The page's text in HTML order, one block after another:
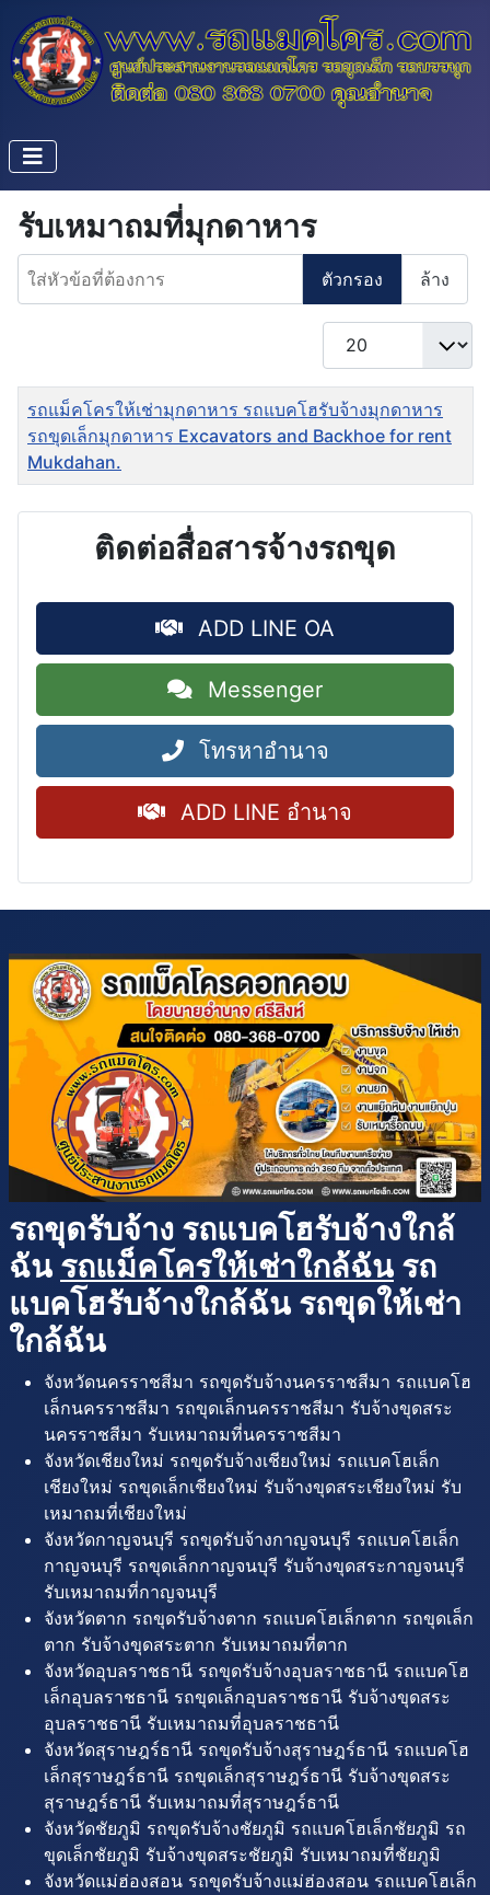
รับเหมาถมที่มุกดาหาร
ใส่หัวข้อที่ต้องการ
ตัวกรอง ล้าง
แสดง #
ชื่อ
รถแม็คโครให้เช่ามุกดาหาร รถแบคโฮรับจ้างมุกดาหาร
รถขุดเล็กมุกดาหาร Excavators and Backhoe for rent
Mukdahan.
ติดต่อสื่อสารจ้างรถขุด
ADD LINE OA
Messenger
โทรหาอำนาจ
ADD LINE อำนาจ
รถขุดรับจ้าง รถแบคโฮรับจ้างใกล้
ฉัน รถแม็คโครให้เช่าใกล้ฉัน รถ
แบคโฮรับจ้างใกล้ฉัน รถขุดให้เช่า
ใกล้ฉัน
จังหวัดนครราชสีมา รถขุดรับจ้างนครราชสีมา รถแบคโฮ
เล็กนครราชสีมา รถขุดเล็กนครราชสีมา รับจ้างขุดสระ
นครราชสีมา รับเหมาถมที่นครราชสีมา
จังหวัดเชียงใหม่ รถขุดรับจ้างเชียงใหม่ รถแบคโฮเล็ก
เชียงใหม่ รถขุดเล็กเชียงใหม่ รับจ้างขุดสระเชียงใหม่ รับ
เหมาถมที่เชียงใหม่
จังหวัดกาญจนบุรี รถขุดรับจ้างกาญจนบุรี รถแบคโฮเล็ก
กาญจนบุรี รถขุดเล็กกาญจนบุรี รับจ้างขุดสระกาญจนบุรี
รับเหมาถมที่กาญจนบุรี
จังหวัดตาก รถขุดรับจ้างตาก รถแบคโฮเล็กตาก รถขุดเล็ก
ตาก รับจ้างขุดสระตาก รับเหมาถมที่ตาก
จังหวัดอุบลราชธานี รถขุดรับจ้างอุบลราชธานี รถแบคโฮ
เล็กอุบลราชธานี รถขุดเล็กอุบลราชธานี รับจ้างขุดสระ
อุบลราชธานี รับเหมาถมที่อุบลราชธานี
จังหวัดสุราษฎร์ธานี รถขุดรับจ้างสุราษฎร์ธานี รถแบคโฮ
เล็กสุราษฎร์ธานี รถขุดเล็กสุราษฎร์ธานี รับจ้างขุดสระ
สุราษฎร์ธานี รับเหมาถมที่สุราษฎร์ธานี
จังหวัดชัยภูมิ รถขุดรับจ้างชัยภูมิ รถแบคโฮเล็กชัยภูมิ รถ
ขุดเล็กชัยภูมิ รับจ้างขุดสระชัยภูมิ รับเหมาถมที่ชัยภูมิ
จังหวัดแม่ฮ่องสอน รถขุดรับจ้างแม่ฮ่องสอน รถแบคโฮเล็ก